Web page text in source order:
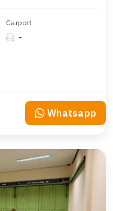
Carport
-
Whatsapp